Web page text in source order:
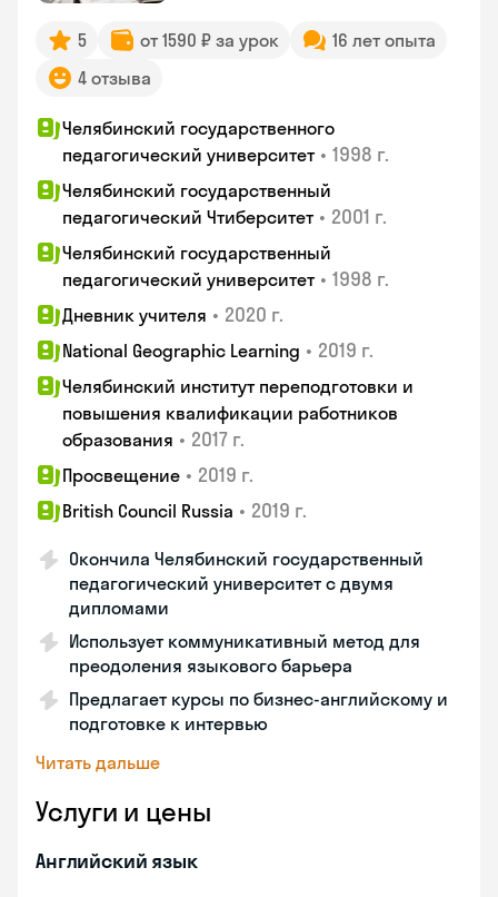
5 от 1590 ₽ за урок
16 лет опыта
4 отзыва
Челябинский государственного
педагогический университет • 1998 г.
Челябинский государственный
педагогический Чтиберситет • 2001 г.
Челябинский государственный
педагогический университет • 1998 г.
Дневник учителя • 2020 г.
National Geographic Learning • 2019 г.
Челябинский институт переподготовки и
повышения квалификации работников
образования • 2017 г.
Просвещение • 2019 г.
British Council Russia • 2019 г.
Окончила Челябинский государственный
педагогический университет с двумя
дипломами
Использует коммуникативный метод для
преодоления языкового барьера
Предлагает курсы по бизнес-английскому и
подготовке к интервью
Читать дальше
Услуги и цены
Английский язык